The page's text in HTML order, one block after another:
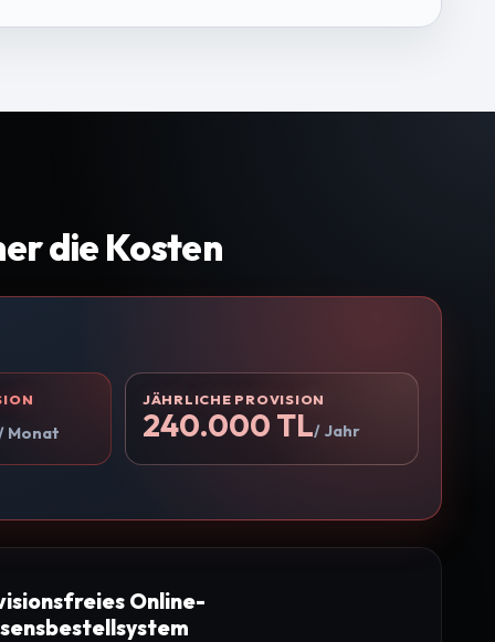
die Kosten
Monat
JÄHRLICHE PROVISION
240.000 TL/ Jahr
Online-